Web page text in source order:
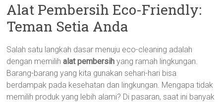
Alat Pembersih Eco-Friendly:
Teman Setia Anda
Salah satu langkah dasar menuju eco-cleaning adalah
dengan memilihalat pembersih yang ramah lingkungan.
Barang-barang yang kita gunakan sehari-hari bisa
berdampak pada kesehatan dan lingkungan. Mengapa tidak
memilih produk yang lebih alami? Di pasaran, saat ini banyak